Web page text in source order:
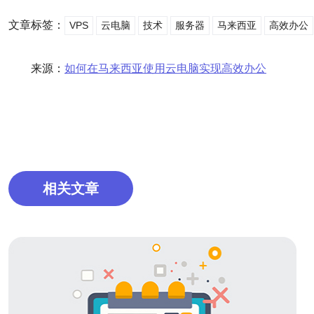
文章标签： VPS 云电脑 技术 服务器 马来西亚 高效办公
来源： 如何在马来西亚使用云电脑实现高效办公
相关文章